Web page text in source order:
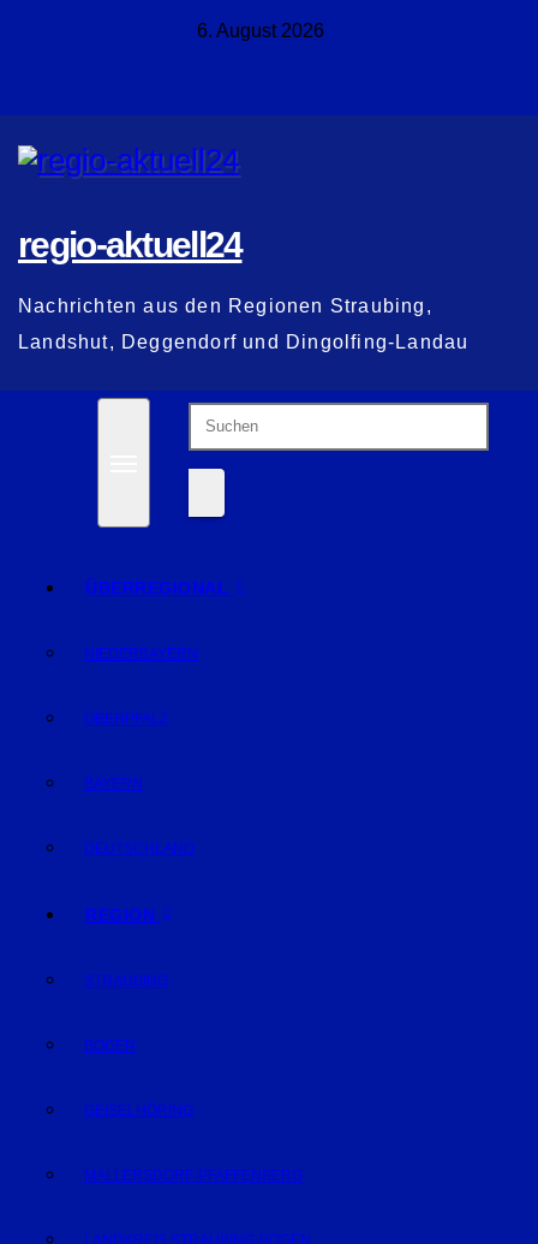
6. August 2026
regio-aktuell24
Nachrichten aus den Regionen Straubing,
Landshut, Deggendorf und Dingolfing-Landau
ÜBERREGIONAL
NIEDERBAYERN
OBERPFALZ
BAYERN
DEUTSCHLAND
REGION
STRAUBING
BOGEN
GEISELHÖRING
MALLERSDORF-PFAFFENBERG
LANDKREIS STRAUBING-BOGEN